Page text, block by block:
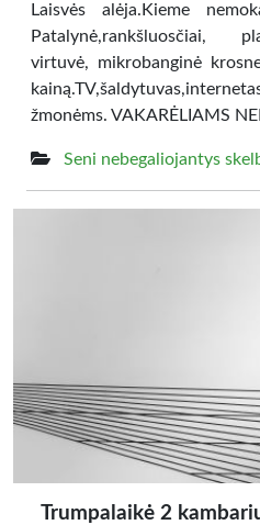
Laisvės alėja.Kieme
Patalynė,rankšluosčiai,
virtuvė, mikrobanginė
žmonėms. VAKARĖLIAMS
Seni nebegaliojantys
Trumpalaikė 2